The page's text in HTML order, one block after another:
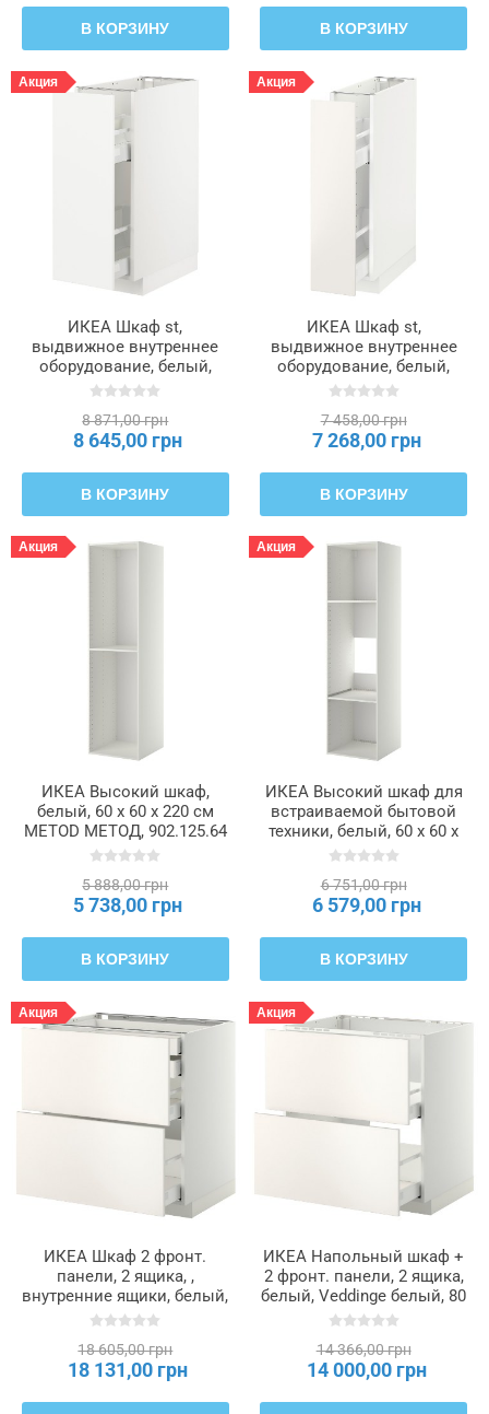
В КОРЗИНУ В КОРЗИНУ
Акция
ИКЕА Шкаф st,
выдвижное внутреннее
оборудование, белый,
Veddinge белый, 30x60 см
8 871,00 грн
8 645,00 грн
В КОРЗИНУ
Акция
ИКЕА Шкаф st,
выдвижное внутреннее
оборудование, белый,
Veddinge белый, 20 x 60 см
7 458,00 грн
7 268,00 грн
В КОРЗИНУ
Акция
ИКЕА Высокий шкаф,
белый, 60 x 60 x 220 см
METOD МЕТОД, 902.125.64
5 888,00 грн
5 738,00 грн
В КОРЗИНУ
Акция
ИКЕА Высокий шкаф для
встраиваемой бытовой
техники, белый, 60 x 60 x
220 см METOD МЕТОД,
6 751,00 грн
6 579,00 грн
В КОРЗИНУ
Акция
ИКЕА Шкаф 2 фронт.
панели, 2 ящика, ,
внутренние ящики, белый,
Veddinge белый, 80 х 60 см
MAXIMERA МАКСИМЕРА,
599.159.29
18 605,00 грн
18 131,00 грн
Акция
ИКЕА Напольный шкаф +
2 фронт. панели, 2 ящика,
белый, Veddinge белый, 80
х 60 см METOD МЕТОД /
599.202.47
14 366,00 грн
14 000,00 грн